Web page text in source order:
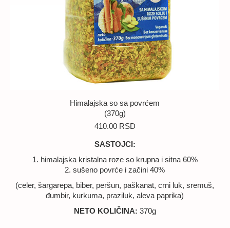
Himalajska so sa povrćem
(370g)
410.00 RSD
SASTOJCI:
1. himalajska kristalna roze so krupna i sitna 60%
2. sušeno povrće i začini 40%
(celer, šargarepa, biber, peršun, paškanat, crni luk, sremuš,
đumbir, kurkuma, praziluk, aleva paprika)
NETO KOLIČINA: 370g